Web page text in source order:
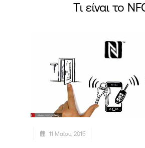
Τι είναι το
11 Μαΐου, 2015